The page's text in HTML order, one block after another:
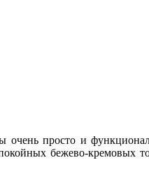
просто и
бежево-кремовых